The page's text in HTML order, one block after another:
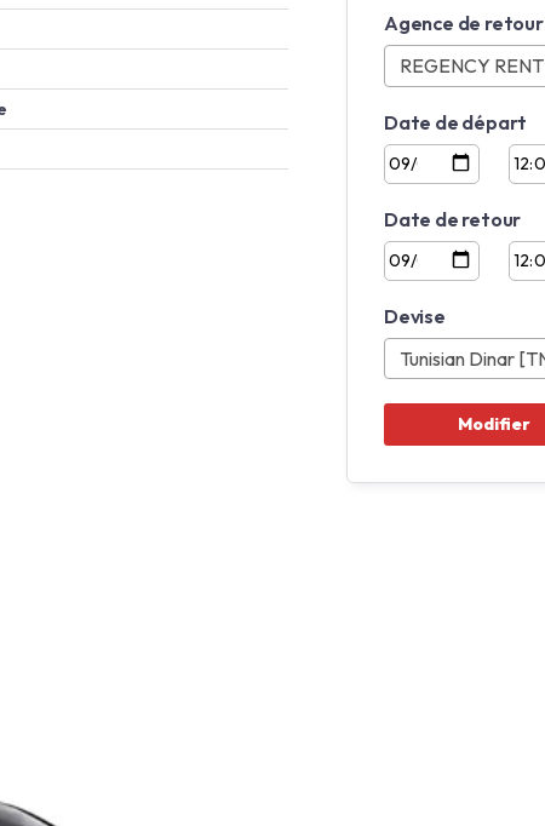
Agence de retour
Date de départ
Date de retour
Devise